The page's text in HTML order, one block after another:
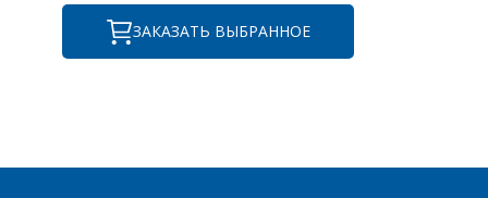
ЗАКАЗАТЬ ВЫБРАННОЕ